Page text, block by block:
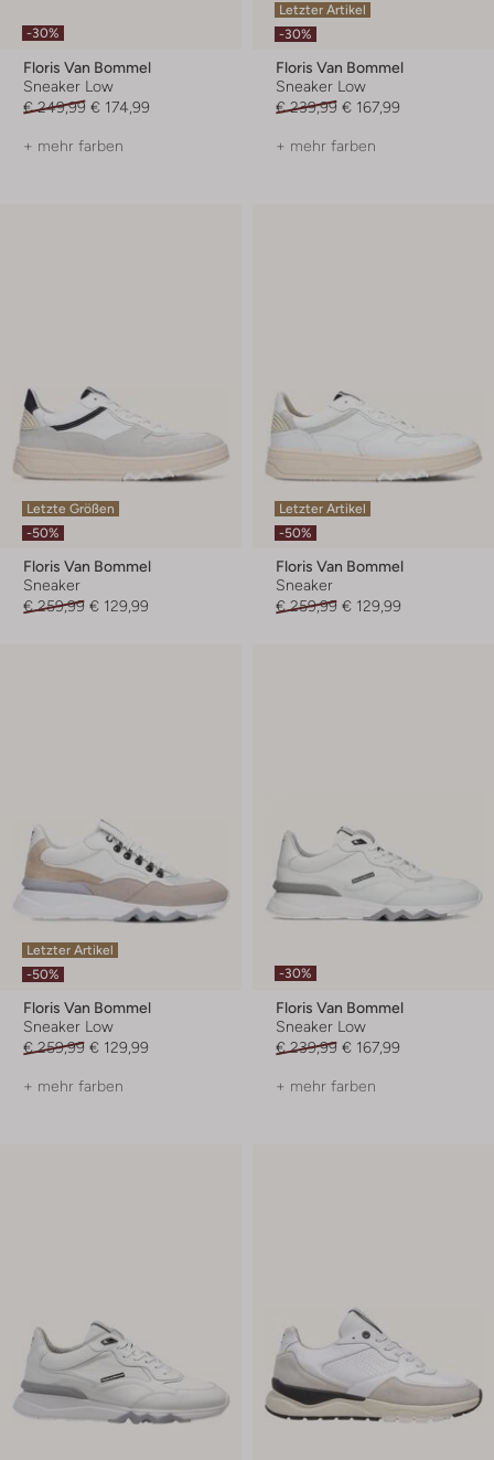
-30%
Floris Van Bommel
Sneaker Low
€ 249,99 € 174,99
+ mehr farben
Letzter Artikel
-30%
Floris Van Bommel
Sneaker Low
€ 239,99 € 167,99
+ mehr farben
Letzte Größen
-50%
Floris Van Bommel
Sneaker
€ 259,99 € 129,99
Letzter Artikel
-50%
Floris Van Bommel
Sneaker
€ 259,99 € 129,99
Letzter Artikel
-50%
Floris Van Bommel
Sneaker Low
€ 259,99 € 129,99
+ mehr farben
-30%
Floris Van Bommel
Sneaker Low
€ 239,99 € 167,99
+ mehr farben